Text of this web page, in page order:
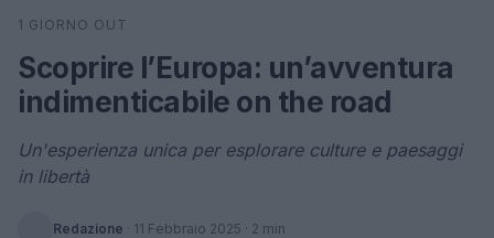
Cerca
1 GIORNO OUT
Scoprire l’Europa: un’avventura
indimenticabile on the road
Un'esperienza unica per esplorare culture e paesaggi
in libertà
Redazione · 11 Febbraio 2025 · 2 min